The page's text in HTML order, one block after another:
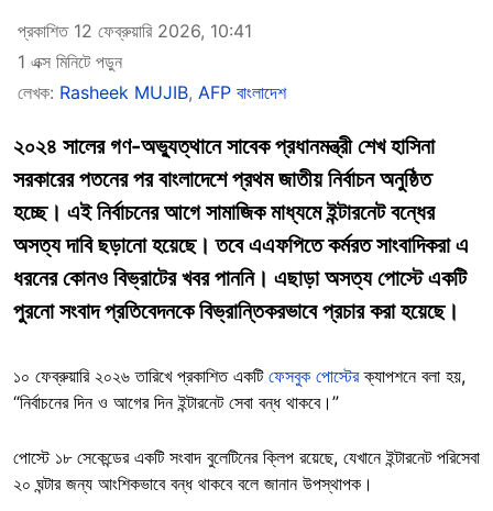
প্রকাশিত 12 ফেব্রুয়ারি 2026, 10:41
1 এক্স মিনিটে পড়ুন
লেখক: Rasheek MUJIB, AFP বাংলাদেশ
২০২৪ সালের গণ-অভ্যুত্থানে সাবেক প্রধানমন্ত্রী শেখ হাসিনা
সরকারের পতনের পর বাংলাদেশে প্রথম জাতীয় নির্বাচন অনুষ্ঠিত
হচ্ছে। এই নির্বাচনের আগে সামাজিক মাধ্যমে ইন্টারনেট বন্ধের
অসত্য দাবি ছড়ানো হয়েছে। তবে এএফপিতে কর্মরত সাংবাদিকরা এ
ধরনের কোনও বিভ্রাটের খবর পাননি। এছাড়া অসত্য পোস্টে একটি
পুরনো সংবাদ প্রতিবেদনকে বিভ্রান্তিকরভাবে প্রচার করা হয়েছে।
১০ ফেব্রুয়ারি ২০২৬ তারিখে প্রকাশিত একটি ফেসবুক পোস্টেরক্যাপশনে বলা হয়,
“নির্বাচনের দিন ও আগের দিন ইন্টারনেট সেবা বন্ধ থাকবে।”
পোস্টে ১৮ সেকেন্ডের একটি সংবাদ বুলেটিনের ক্লিপ রয়েছে, যেখানে ইন্টারনেট পরিসেবা
২০ ঘন্টার জন্য আংশিকভাবে বন্ধ থাকবে বলে জানান উপস্থাপক।